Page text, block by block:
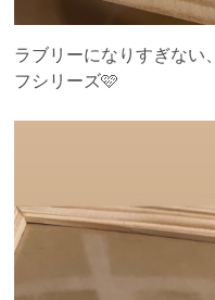
ラブリーになりすぎない
フシリーズ🩷